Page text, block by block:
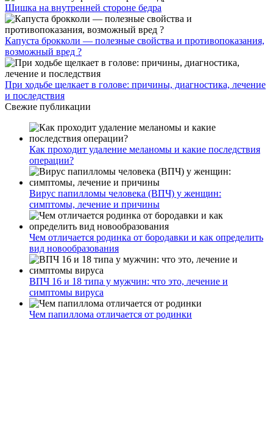
Шишка на внутренней стороне бедра
Капуста брокколи — полезные свойства и противопоказания,
возможный вред ?
При ходьбе щелкает в голове: причины, диагностика, лечение
и последствия
Свежие публикации
Как проходит удаление меланомы и какие последствия
операции?
Вирус папилломы человека (ВПЧ) у женщин:
симптомы, лечение и причины
Чем отличается родинка от бородавки и как определить
вид новообразования
ВПЧ 16 и 18 типа у мужчин: что это, лечение и
симптомы вируса
Чем папиллома отличается от родинки